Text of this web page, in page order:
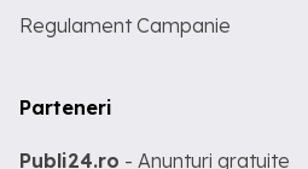
Regulament Campanie
Parteneri
Publi24.ro - Anunturi gratuite